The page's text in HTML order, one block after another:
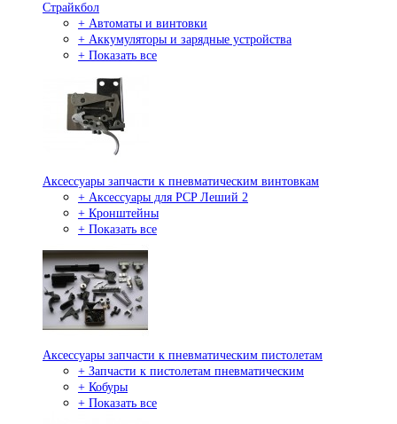
Страйкбол
+ Автоматы и винтовки
+ Аккумуляторы и зарядные устройства
+ Показать все
Аксессуары запчасти к пневматическим винтовкам
+ Аксессуары для PCP Леший 2
+ Кронштейны
+ Показать все
Аксессуары запчасти к пневматическим пистолетам
+ Запчасти к пистолетам пневматическим
+ Кобуры
+ Показать все